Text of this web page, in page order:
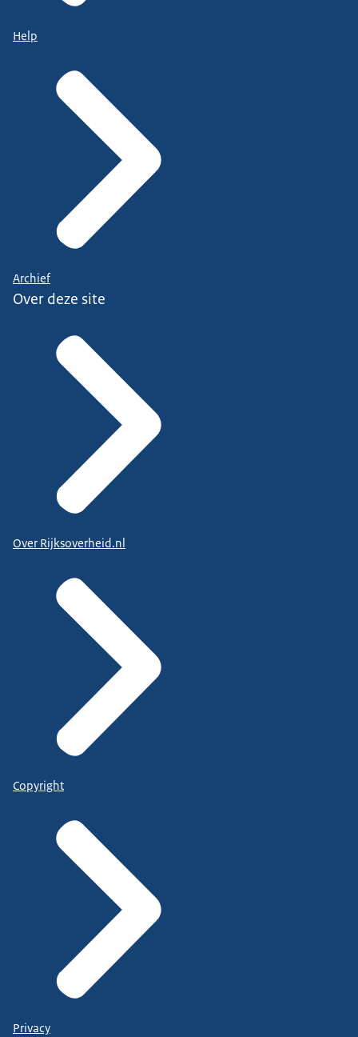
Help
Archief
Over deze site
Over Rijksoverheid.nl
Copyright
Privacy